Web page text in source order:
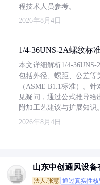
程技术人员参考。
2026年8月4日
1/4-36UNS-2A螺纹标
本文详细解析1/4-36UNS-
包括外径、螺距、公差等
（ASME B1.1标准）。
见疑问，通过公式推导
附加工艺建议与扩展知识。
2026年8月4日
山东中创通风设备
法人:张慧 通过真实性